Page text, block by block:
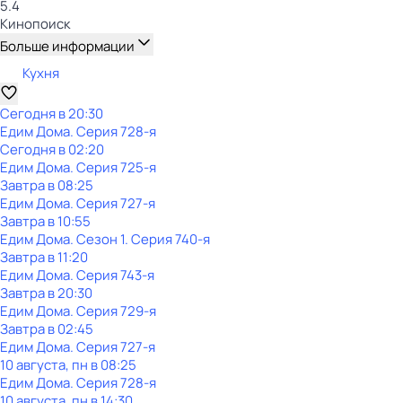
5.4
Кинопоиск
Больше информации
Кухня
Сегодня в 20:30
Едим Дома. Серия 728-я
Сегодня в 02:20
Едим Дома. Серия 725-я
Завтра в 08:25
Едим Дома. Серия 727-я
Завтра в 10:55
Едим Дома. Сезон 1. Серия 740-я
Завтра в 11:20
Едим Дома. Серия 743-я
Завтра в 20:30
Едим Дома. Серия 729-я
Завтра в 02:45
Едим Дома. Серия 727-я
10 августа, пн в 08:25
Едим Дома. Серия 728-я